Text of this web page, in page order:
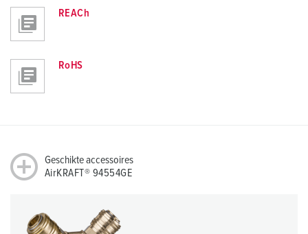
REACh
RoHS
Geschikte accessoires
AirKRAFT® 94554GE